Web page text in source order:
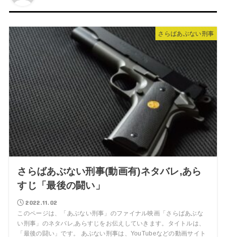
さらばあぶない刑事
さらばあぶない刑事(動画有)ネタバレ,あら
すじ「最後の闘い」
2022.11.02
このページは、「あぶない刑事」のファイナル映画「さらばあぶな
い刑事」のネタバレ,あらすじをお伝えしていきます。タイトルは、
「最後の闘い」です。 あぶない刑事は、YouTubeなどの動画サイト